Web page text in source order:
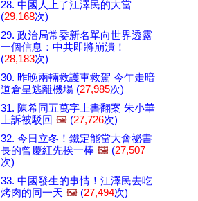
28. 中國人上了江澤民的大當
(29,168次)
29. 政治局常委新名單向世界透露
一個信息：中共即將崩潰！
(28,183次)
30. 昨晚兩輛救護車救駕 今午走暗
道倉皇逃離機場 (27,985次)
31. 陳希同五萬字上書翻案 朱小華
上訴被駁回 🖼️ (27,726次)
32. 今日立冬！鐵定能當大會祕書
長的曾慶紅先挨一棒 🖼️ (27,507
次)
33. 中國發生的事情！江澤民去吃
烤肉的同一天 🖼️ (27,494次)